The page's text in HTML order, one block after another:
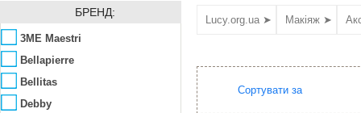
БРЕНД:
3ME Maestri
Bellapierre
Bellitas
Debby
Lucy.org.ua ➤ Макіяж ➤
Сортувати за